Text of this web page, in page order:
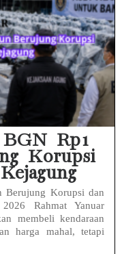
Rp1
Korupsi
Korupsi dan
Rahmat Yanuar
membeli kendaraan
harga mahal, tetapi